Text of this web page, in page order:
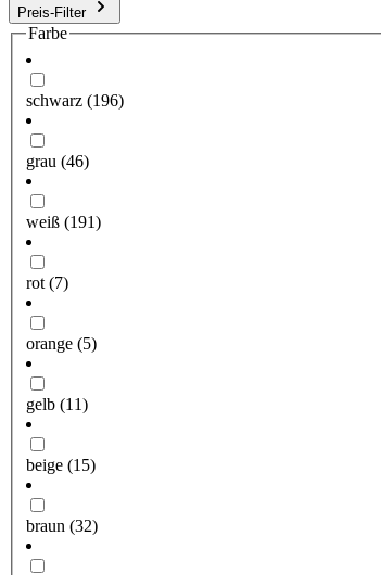
Preis-Filter
Farbe
schwarz (196)
grau (46)
weiß (191)
rot (7)
orange (5)
gelb (11)
beige (15)
braun (32)